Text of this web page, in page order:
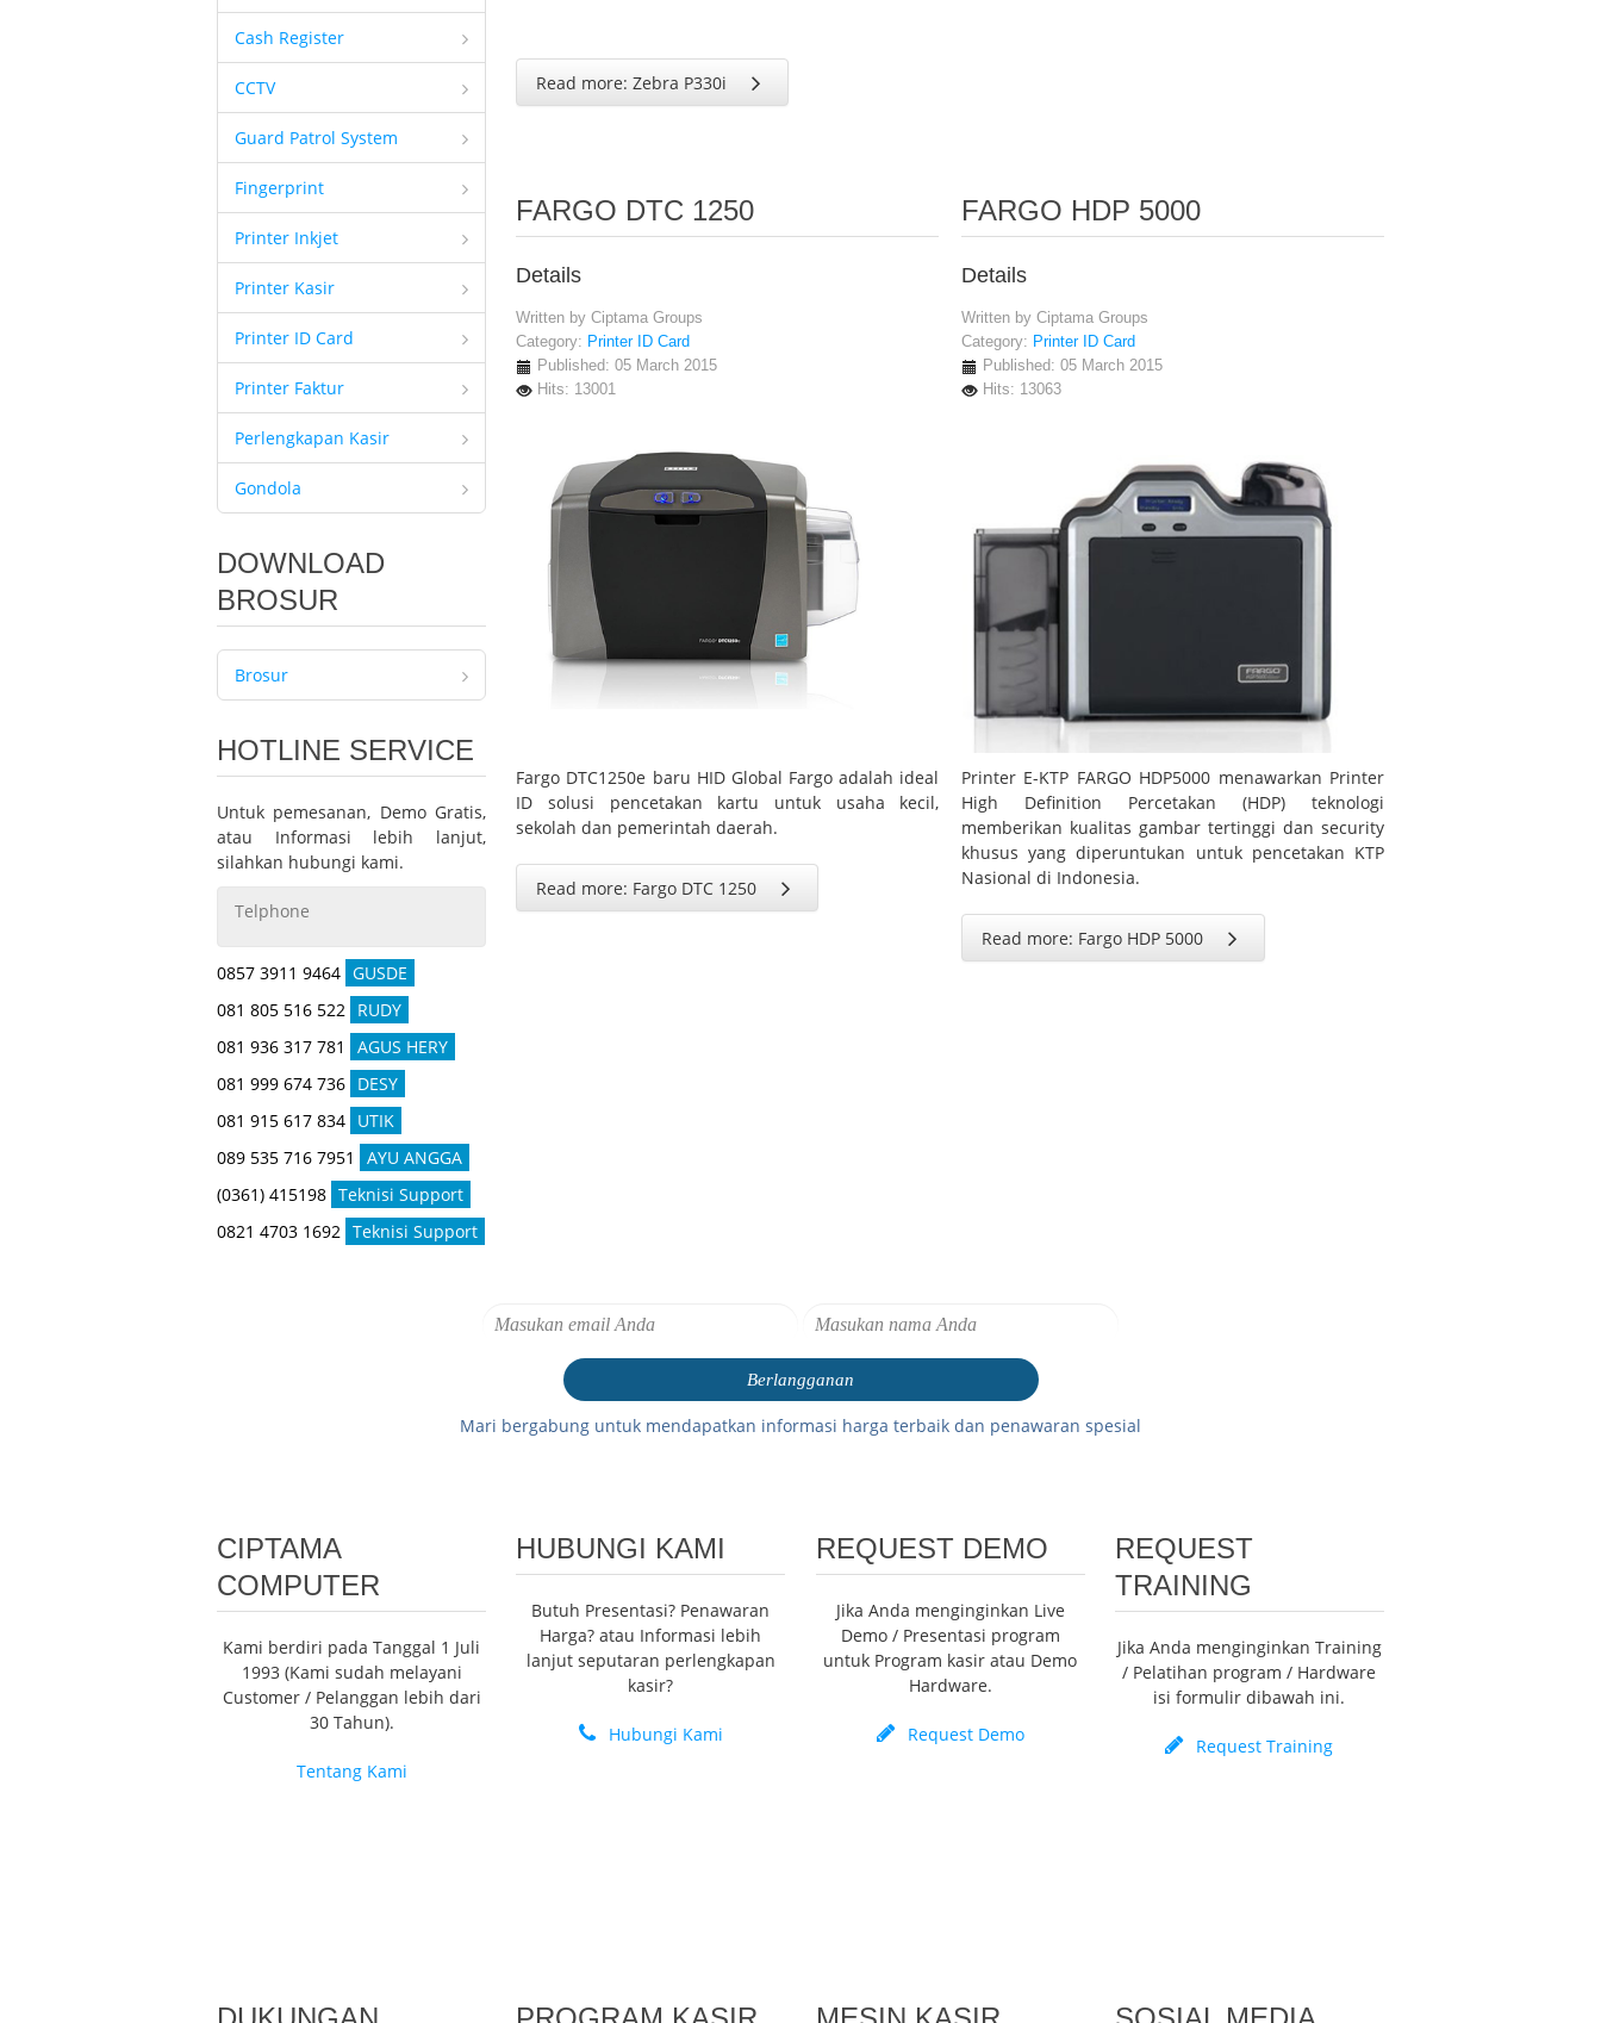
Cash Register
CCTV
Guard Patrol System
Fingerprint
Printer Inkjet
Printer Kasir
Printer ID Card
Printer Faktur
Perlengkapan Kasir
Gondola
DOWNLOAD
BROSUR
Brosur
HOTLINE SERVICE
Untuk pemesanan, Demo Gratis,
atau Informasi lebih lanjut,
silahkan hubungi kami.
Telphone
0857 3911 9464 GUSDE
081 805 516 522 RUDY
081 936 317 781
AGUS HERY
081 999 674 736 DESY
081 915 617 834 UTIK
089 535 716 7951
AYU ANGGA
(0361) 415198 Teknisi Support
0821 4703 1692 Teknisi Support
Read more: Zebra P330i
FARGO DTC 1250
Details
Written byCiptama Groups
Category: Printer ID Card
Published: 05 March 2015
Hits: 13001
Fargo DTC1250e baru HID Global Fargo adalah ideal
ID solusi pencetakan kartu untuk usaha kecil,
sekolah dan pemerintah daerah.
Read more: Fargo DTC 1250
FARGO HDP 5000
Details
Written by Ciptama Groups
Category: Printer ID Card
Published: 05 March 2015
Hits: 13063
Printer E-KTP FARGO HDP5000 menawarkan Printer
High Definition Percetakan (HDP) teknologi
memberikan kualitas gambar tertinggi dan security
khusus yang diperuntukan untuk pencetakan KTP
Nasional di Indonesia.
Read more: Fargo HDP 5000
Mari bergabung untuk mendapatkan informasi harga terbaik dan penawaran spesial
CIPTAMA
COMPUTER
Kami berdiri pada Tanggal 1 Juli
1993 (Kami sudah melayani
Customer / Pelanggan lebih dari
30 Tahun).
Tentang Kami
HUBUNGI KAMI
Butuh Presentasi? Penawaran
Harga? atau Informasi lebih
lanjut seputaran perlengkapan
kasir?
Hubungi Kami
REQUEST DEMO
Jika Anda menginginkan Live
Demo / Presentasi program
untuk Program kasir atau Demo
Hardware.
Request Demo
REQUEST
TRAINING
Jika Anda menginginkan Training
/ Pelatihan program / Hardware
isi formulir dibawah ini.
Request Training